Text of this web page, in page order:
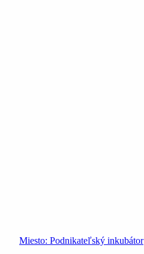
Miesto: Podnikateľský inkubátor